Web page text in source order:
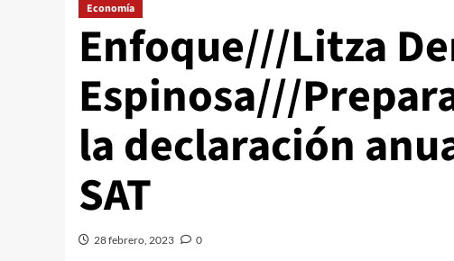
Economía
Enfoque///Litza
Espinosa///
la declaración
SAT
28 febrero, 2023 0